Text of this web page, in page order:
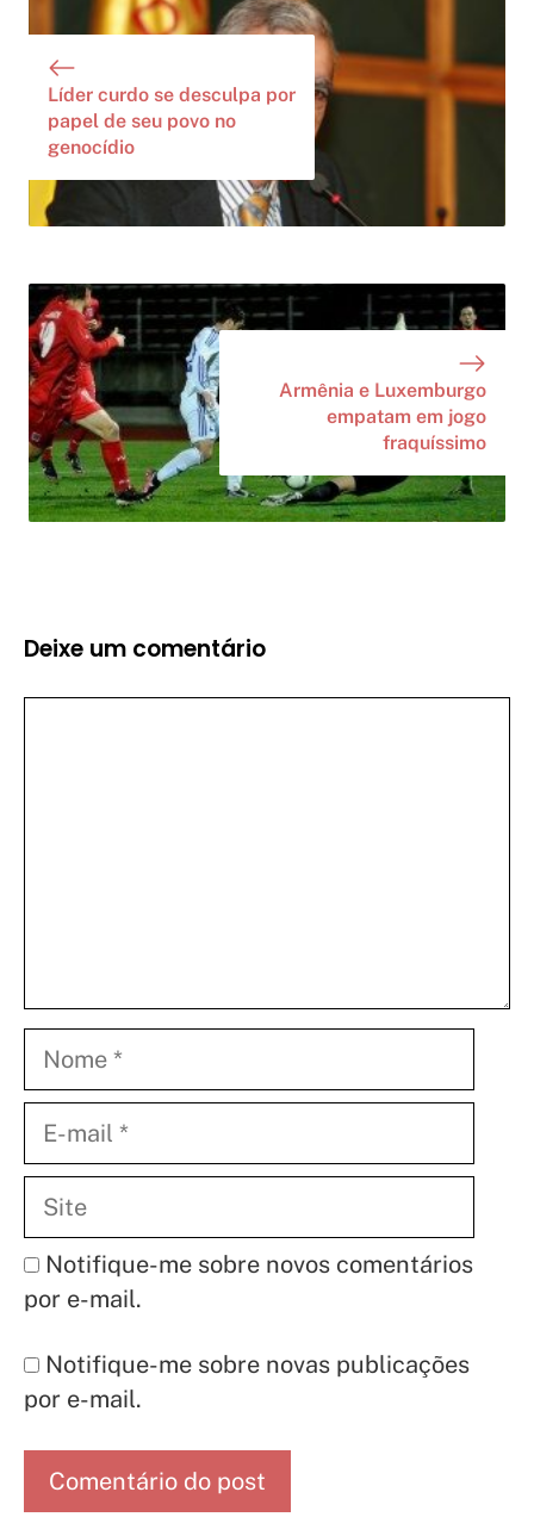
Líder curdo se desculpa por
papel de seu povo no
genocídio
Armênia e Luxemburgo
empatam em jogo
fraquíssimo
Deixe um comentário
mail
Notifique-me sobre novos comentários
por e-mail.
Notifique-me sobre novas publicações
por e-mail.